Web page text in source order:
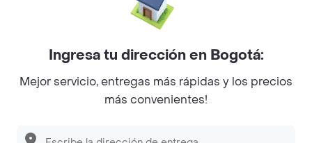
Facebook
Twitter
Instagram
©2026Rappi Inc. All rights reserved.
Ingresa tu dirección en Bogotá:
Mejor servicio, entregas más rápidas y los precios
más convenientes!